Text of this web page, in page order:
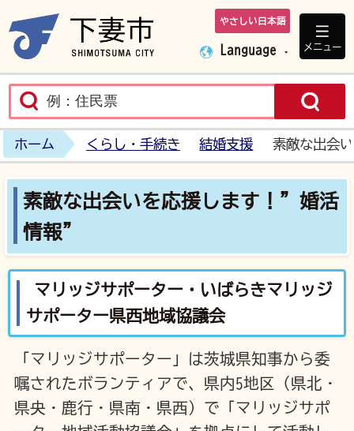
下妻市ホームペ
やさしい日本語
Language メニュー
ホーム くらし・手続き 結婚支援 素敵な出会
素敵な出会いを応援します！”婚活
情報”
マリッジサポーター・いばらきマリッジ
サポーター県西地域協議会
「マリッジサポーター」は茨城県知事から委
嘱されたボランティアで、県内5地区（県北・
県央・鹿行・県南・県西）で「マリッジサポ